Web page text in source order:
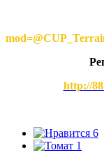
http://
6
1